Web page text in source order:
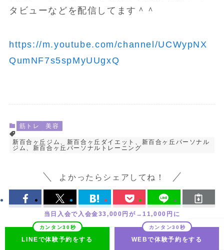
タビューなどを配信してます＾＾
https://m.youtube.com/channel/UCWypNX
QumNF7s5spMyUUgxQ
筋トレ 美容
新百合ヶ丘ジム、新百合ヶ丘ダイエット、新百合ヶ丘パーソナル
ジム、新百合ヶ丘パーソナルトレーニング
よかったらシェアしてね！
当日入会で入会金33,000円が→11,000円に
LINEで体験予約をする WEBで体験予約をする